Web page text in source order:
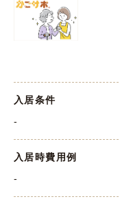
入居条件
-
入居時費用例
-